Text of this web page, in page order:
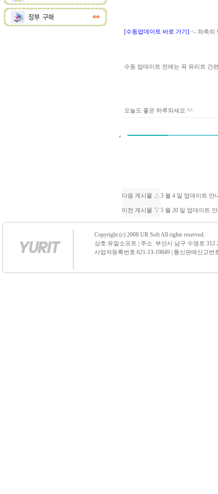
[수동업데이트 바로 가기] <- 좌측의
수동 업데이트 전에는 꼭 유리트 간
오늘도 좋은 하루되세요 ^^
다음 게시물 △ 3 월 4 일 업데이트 안
이전 게시물 ▽ 5 월 20 일 업데이트
Copyright (c) 2008 UR Soft All rights reserved.
상호:유알소프트 | 주소: 부산시 남구 수영로 312
사업자등록번호:621-13-19849 | 통신판매신고번